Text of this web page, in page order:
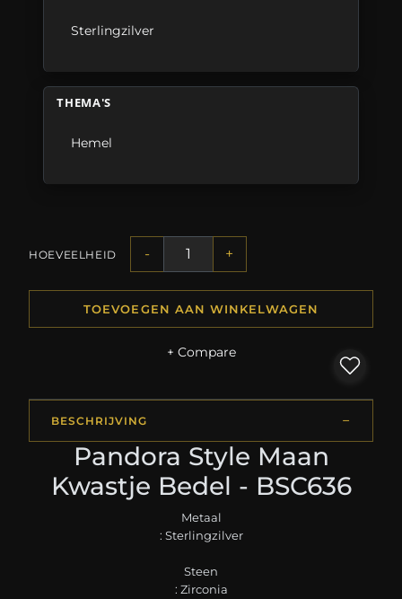
Sterlingzilver
THEMA'S
Hemel
HOEVEELHEID - +
TOEVOEGEN AAN WINKELWAGEN
+ Compare
BESCHRIJVING
Pandora Style Maan
Kwastje Bedel - BSC636
Metaal
: Sterlingzilver
Steen
: Zirconia